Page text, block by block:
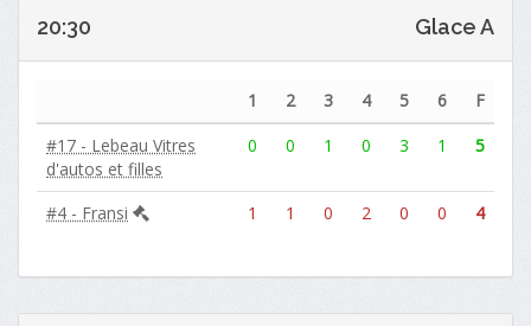
20:30 Glace A
1 2 3 4 5 6
F
#17 - Lebeau Vitres
d'autos et filles
0 0 1 0 3 1 5
#4 - Fransi 1 1 0 2 0 0 4